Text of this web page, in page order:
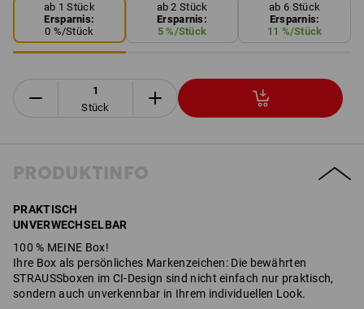
ab 1 Stück
Ersparnis:
0 %/Stück
ab 2 Stück
Ersparnis:
5%/Stück
ab 6 Stück
Ersparnis:
11 %/Stück
Stück
PRODUKTINFO
PRAKTISCH
UNVERWECHSELBAR
​​​​​​100 % MEINE Box!
Ihre Box als persönliches Markenzeichen: Die bewährten
STRAUSSboxen im CI-Design sind nicht einfach nur praktisch,
sondern auch unverkennbar in Ihrem individuellen Look.